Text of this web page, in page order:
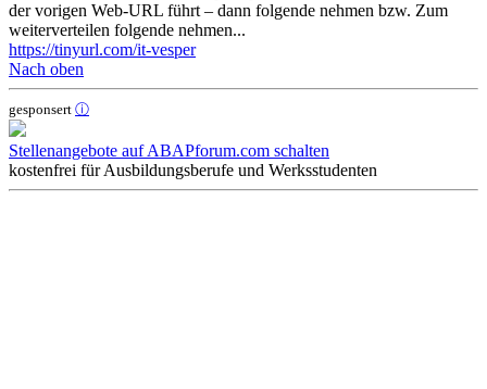
der vorigen Web-URL führt – dann folgende nehmen bzw. Zum
weiterverteilen folgende nehmen...
https://tinyurl.com/it-vesper
Nach oben
gesponsert ⓘ
Stellenangebote auf ABAPforum.com schalten
kostenfrei für Ausbildungsberufe und Werksstudenten